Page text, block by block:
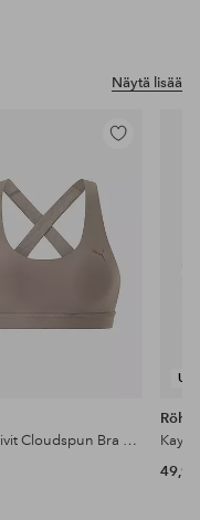
Näytä lisää
Lisää
Sporttiliivit Cloudspun Bra Mid
Kay
49,95